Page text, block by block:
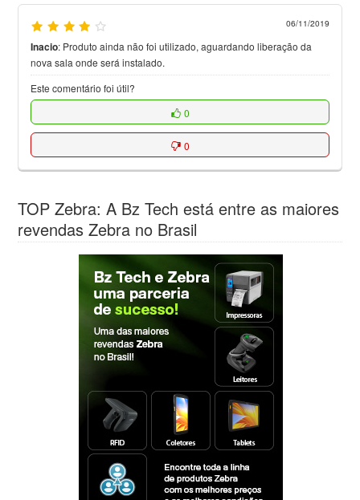
06/11/2019
Inacio: Produto ainda não foi utilizado, aguardando liberação da
nova sala onde será instalado.
Este comentário foi útil?
0
0
TOP Zebra: A Bz Tech está entre as maiores
revendas Zebra no Brasil